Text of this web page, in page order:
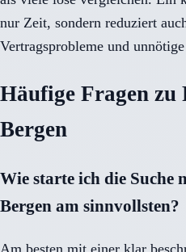
nur Zeit, sondern reduziert
Vertragsprobleme und
Häufige Fragen zu
Bergen
Wie starte ich die Suche
Bergen am sinnvollsten?
Am besten mit einer klar